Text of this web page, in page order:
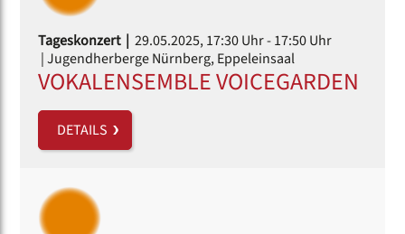
Tageskonzert | 29.05.2025, 17:30 Uhr- 17:50 Uhr
| Jugendherberge Nürnberg, Eppeleinsaal
VOKALENSEMBLE VOICEGARDEN
DETAILS